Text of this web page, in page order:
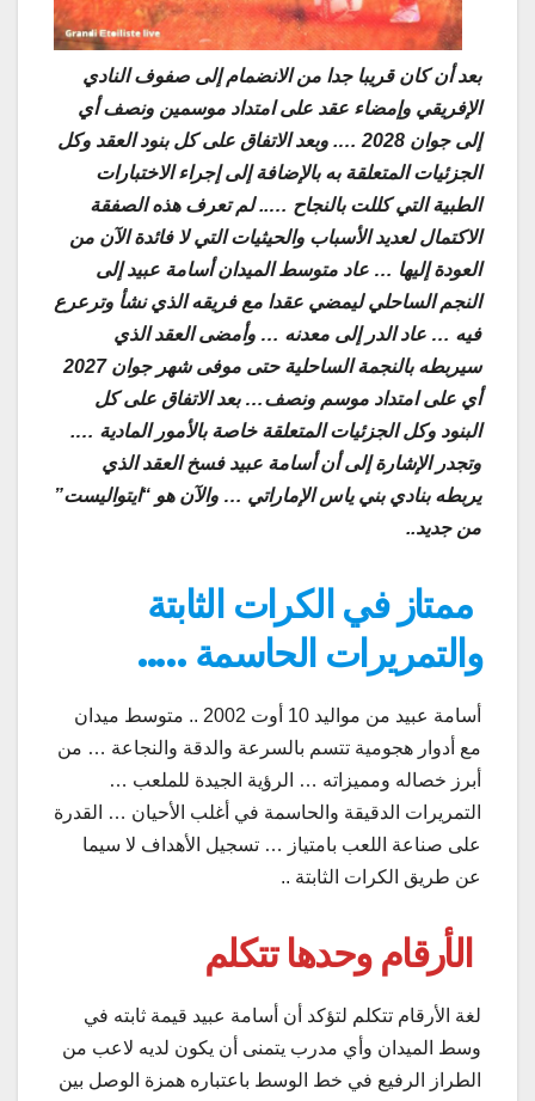
بعد أن كان قريبا جدا من الانضمام إلى صفوف النادي
الإفريقي وإمضاء عقد على امتداد موسمين ونصف أي
إلى جوان 2028 …. وبعد الاتفاق على كل بنود العقد وكل
الجزئيات المتعلقة به بالإضافة إلى إجراء الاختبارات
الطبية التي كللت بالنجاح ….. لم تعرف هذه الصفقة
الاكتمال لعديد الأسباب والحيثيات التي لا فائدة الآن من
العودة إليها … عاد متوسط الميدان أسامة عبيد إلى
النجم الساحلي ليمضي عقدا مع فريقه الذي نشأ وترعرع
فيه … عاد الدر إلى معدنه … وأمضى العقد الذي
سيربطه بالنجمة الساحلية حتى موفى شهر جوان 2027
أي على امتداد موسم ونصف… بعد الاتفاق على كل
البنود وكل الجزئيات المتعلقة خاصة بالأمور المادية ….
وتجدر الإشارة إلى أن أسامة عبيد فسخ العقد الذي
يربطه بنادي بني ياس الإماراتي … والآن هو “ايتوالیست”
من جديد..
ممتاز في الكرات الثابتة
والتمريرات الحاسمة …..
أسامة عبيد من مواليد 10 أوت 2002 .. متوسط ميدان
مع أدوار هجومية تتسم بالسرعة والدقة والنجاعة … من
أبرز خصاله ومميزاته … الرؤية الجيدة للملعب …
التمريرات الدقيقة والحاسمة في أغلب الأحيان … القدرة
على صناعة اللعب بامتياز … تسجيل الأهداف لا سيما
عن طريق الكرات الثابتة ..
الأرقام وحدها تتكلم
لغة الأرقام تتكلم لتؤكد أن أسامة عبيد قيمة ثابته في
وسط الميدان وأي مدرب يتمنى أن يكون لديه لاعب من
الطراز الرفيع في خط الوسط باعتباره همزة الوصل بين